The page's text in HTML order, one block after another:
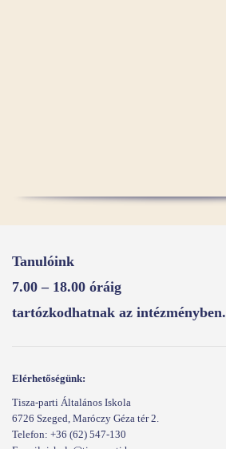
Tanulóink
7.00 – 18.00 óráig
tartózkodhatnak az intézményben.
Elérhetőségünk:
Tisza-parti Általános Iskola
6726 Szeged, Maróczy Géza tér 2.
Telefon: +36 (62) 547-130